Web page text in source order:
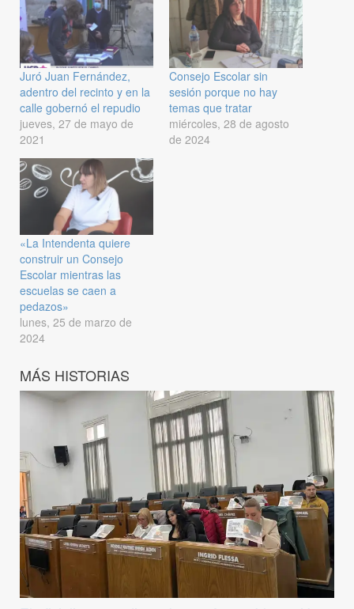
Juró Juan Fernández,
adentro del recinto y en la
calle gobernó el repudio
jueves, 27 de mayo de
2021
Consejo Escolar sin
sesión porque no hay
temas que tratar
miércoles, 28 de agosto
de 2024
«La Intendenta quiere
construir un Consejo
Escolar mientras las
escuelas se caen a
pedazos»
lunes, 25 de marzo de
2024
MÁS HISTORIAS